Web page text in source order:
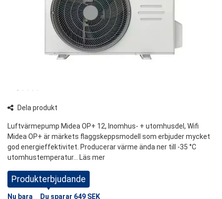
Dela produkt
Luftvärmepump Midea OP+ 12, Inomhus- + utomhusdel, Wifi
Midea OP+ är märkets flaggskeppsmodell som erbjuder mycket
god energieffektivitet. Producerar värme ända ner till -35 °C
utomhustemperatur... Läs mer
Produkterbjudande
Nu bara Du sparar 649 SEK